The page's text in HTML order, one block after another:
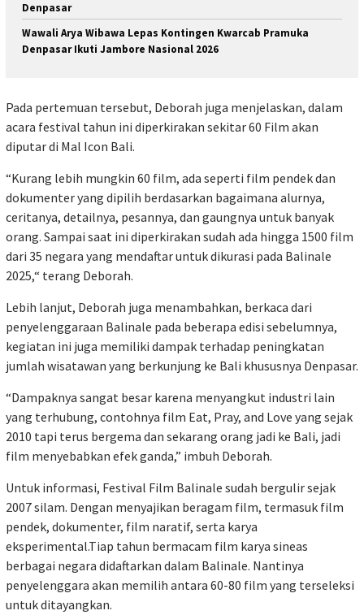
Denpasar
Wawali Arya Wibawa Lepas Kontingen Kwarcab Pramuka
Denpasar Ikuti Jambore Nasional 2026
Pada pertemuan tersebut, Deborah juga menjelaskan, dalam
acara festival tahun ini diperkirakan sekitar 60 Film akan
diputar di Mal Icon Bali.
“Kurang lebih mungkin 60 film, ada seperti film pendek dan
dokumenter yang dipilih berdasarkan bagaimana alurnya,
ceritanya, detailnya, pesannya, dan gaungnya untuk banyak
orang. Sampai saat ini diperkirakan sudah ada hingga 1500 film
dari 35 negara yang mendaftar untuk dikurasi pada Balinale
2025,“ terang Deborah.
Lebih lanjut, Deborah juga menambahkan, berkaca dari
penyelenggaraan Balinale pada beberapa edisi sebelumnya,
kegiatan ini juga memiliki dampak terhadap peningkatan
jumlah wisatawan yang berkunjung ke Bali khususnya Denpasar.
“Dampaknya sangat besar karena menyangkut industri lain
yang terhubung, contohnya film Eat, Pray, and Love yang sejak
2010 tapi terus bergema dan sekarang orang jadi ke Bali, jadi
film menyebabkan efek ganda,” imbuh Deborah.
Untuk informasi, Festival Film Balinale sudah bergulir sejak
2007 silam. Dengan menyajikan beragam film, termasuk film
pendek, dokumenter, film naratif, serta karya
eksperimental.Tiap tahun bermacam film karya sineas
berbagai negara didaftarkan dalam Balinale. Nantinya
penyelenggara akan memilih antara 60-80 film yang terseleksi
untuk ditayangkan.